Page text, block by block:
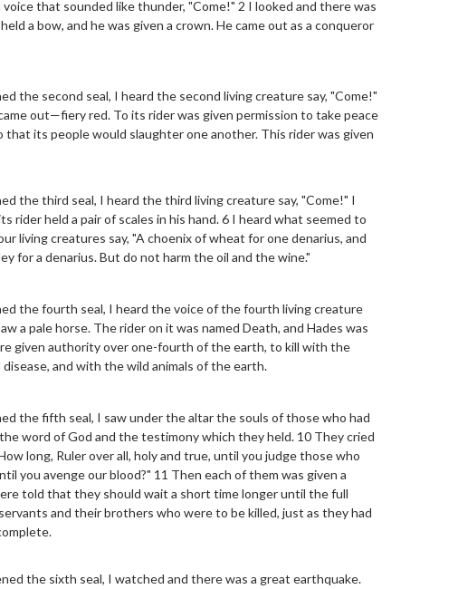
voice that sounded like thunder, "Come!" 2 I looked and there was
a bow, and he was given a crown. He came out as a conqueror
the second seal, I heard the second living creature say, "Come!"
out—fiery red. To its rider was given permission to take peace
that its people would slaughter one another. This rider was given
the third seal, I heard the third living creature say, "Come!" I
rider held a pair of scales in his hand. 6 I heard what seemed to
living creatures say, "A choenix of wheat for one denarius, and
for a denarius. But do not harm the oil and the wine."
the fourth seal, I heard the voice of the fourth living creature
a pale horse. The rider on it was named Death, and Hades was
given authority over one-fourth of the earth, to kill with the
and with the wild animals of the earth.
the fifth seal, I saw under the altar the souls of those who had
word of God and the testimony which they held. 10 They cried
long, Ruler over all, holy and true, until you judge those who
you avenge our blood?" 11 Then each of them was given a
told that they should wait a short time longer until the full
and their brothers who were to be killed, just as they had
the sixth seal, I watched and there was a great earthquake.